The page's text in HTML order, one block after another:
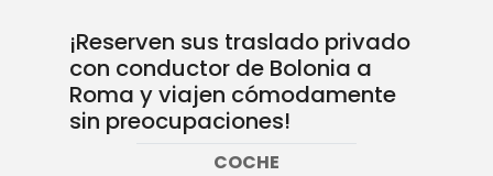
¡Reserven sus traslado privado
con conductor de Bolonia a
Roma y viajen cómodamente
sin preocupaciones!
COCHE